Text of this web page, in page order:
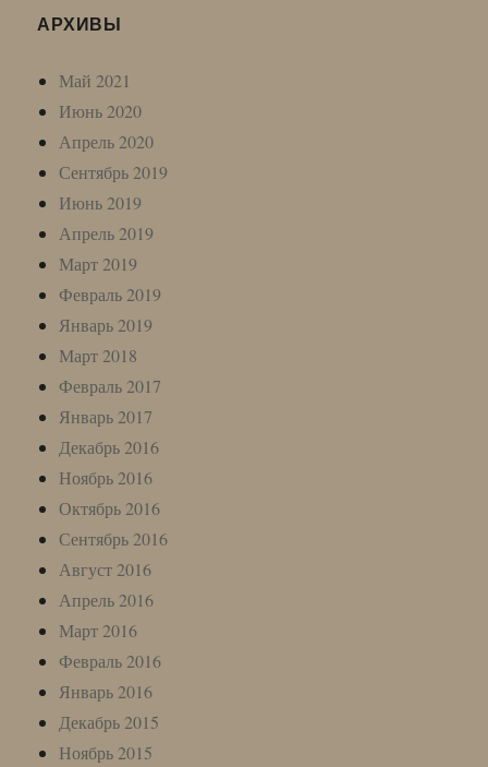
АРХИВЫ
Май 2021
Июнь 2020
Апрель 2020
Сентябрь 2019
Июнь 2019
Апрель 2019
Март 2019
Февраль 2019
Январь 2019
Март 2018
Февраль 2017
Январь 2017
Декабрь 2016
Ноябрь 2016
Октябрь 2016
Сентябрь 2016
Август 2016
Апрель 2016
Март 2016
Февраль 2016
Январь 2016
Декабрь 2015
Ноябрь 2015